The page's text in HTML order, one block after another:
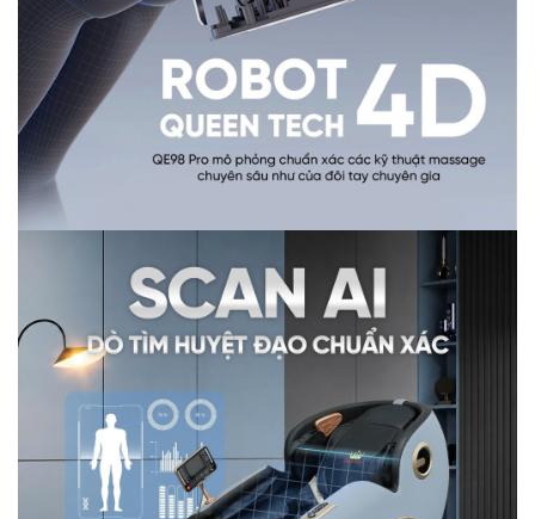
tầng sâu.
1.5 Cụm massage chân 360 độ thế hệ mới
chăm sóc toàn diện bàn chân
Queen Crown QE98 Pro cung cấp giải pháp chăm sóc
đôi bàn chân hoàn hảo bằng cụm massage chân 360
độ. Với cụm massage này đôi bàn chân sẽ được chăm
sóc triệt để từ đầu ngón chân tới tận gót chân với các
sẽ gạt bỏ hoàn toàn mọi cơn đau nhức vùng chân sau
một ngày dài làm việc.
1.6 Đa dạng bài tập massage
Ghế massage Queen Crown QE98 Pro mang tới trải
nghiệm đa dạng cho người dùng với 5 bài tập tự động
được nghiên cứu kỹ lưỡng theo từng nhu cầu, từng đối
tượng sử dụng. Các bài tập này là sự kết hợp nhịp nhàng
của các kỹ thuật massage bằng rô bốt và hệ thống túi